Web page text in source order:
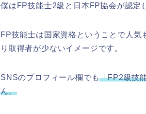
僕はFP技能士2級と日本FP協会が認定
FP技能士は国家資格ということで人
り取得者が少ないイメージです。
SNSのプロフィール欄でも「FP2級技
ん。